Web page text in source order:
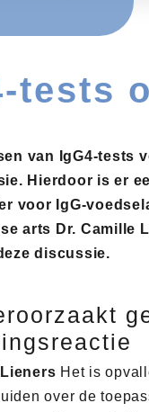
tests
van IgG4-tests
Hierdoor is er
voor IgG-
arts Dr. Camille
discussie.
Het is
over de